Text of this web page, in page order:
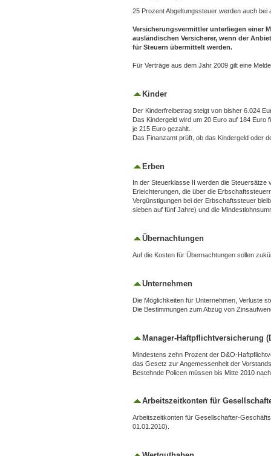
25 Prozent Abgeltungssteuer werden auch bei
Versicherungsvermittler unterliegen einer
ausländischen Versicherer, wenn der
für Steuern übermittelt werden.
Für Verträge aus dem Jahr 2009 gilt eine
Kinder
Der Kinderfreibetrag steigt von bisher 6.024
Das Kindergeld wird um 20 Euro auf 184
je 215 Euro gezahlt.
Das Finanzamt prüft, ob das Kindergeld oder
Erben
In der Steuerklasse II werden die
Erleichterungen, die über die
Vergünstigungen bei der Erbschaftssteuer
sieben auf fünf Jahre) und die
Übernachtungen
Auf die Kosten für Übernachtungen sollen
Unternehmen
Die Möglichkeiten für Unternehmen, Verluste
Die Bestimmungen zum Abzug von
Manager-Haftpflichtversicherung
Mindestens zehn Prozent der D&O-
das Gesetz zur Angemessenheit der
Bestehnde Policen müssen bis Mitte 2010
Arbeitszeitkonten für
Arbeitszeitkonten für Gesellschafter-
01.01.2010).